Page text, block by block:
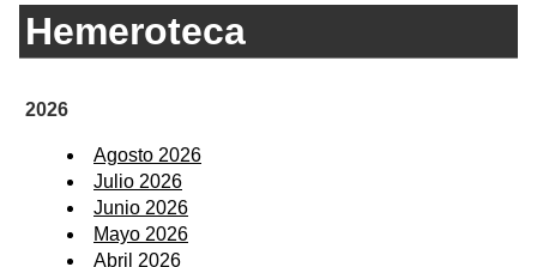
Hemeroteca
2026
Agosto 2026
Julio 2026
Junio 2026
Mayo 2026
Abril 2026